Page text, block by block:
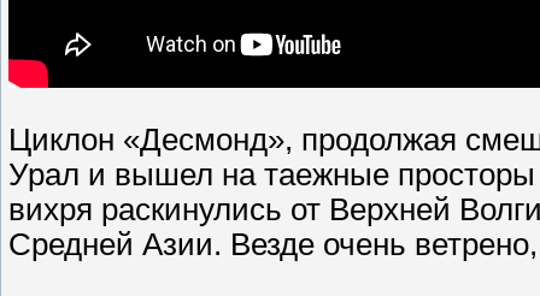
Циклон «Десмонд», продолжая
Урал и вышел на таежные
вихря раскинулись от Верхней
Средней Азии. Везде очень